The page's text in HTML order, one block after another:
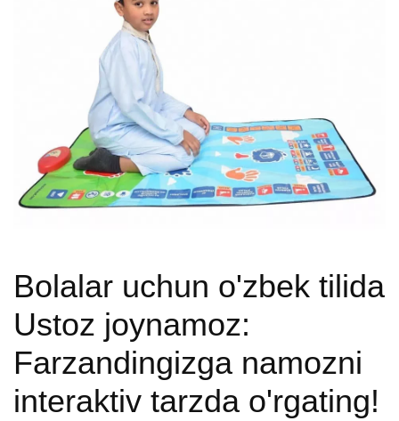
Bolalar uchun o'zbek tilida
Ustoz joynamoz:
Farzandingizga namozni
interaktiv tarzda o'rgating!